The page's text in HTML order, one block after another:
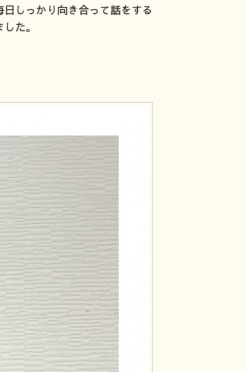
しっかり向き合って話をする
た。